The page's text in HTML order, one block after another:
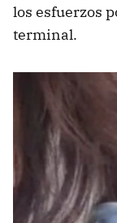
los esfuerzos
terminal.